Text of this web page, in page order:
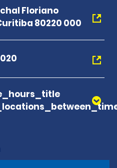
Floriano
80220 000